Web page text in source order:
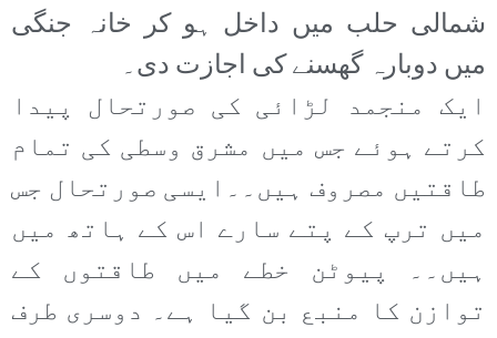
شمالی حلب میں داخل ہو کر خانہ جنگی
میں دوبارہ گھسنے کی اجازت دی۔
ایک منجمد لڑائی کی صورتحال پیدا
کرتے ہوئے جس میں مشرق وسطی کی تمام
طاقتیں مصروف ہیں۔۔ایسی صورتحال جس
میں ترپ کے پتے سارے اس کے ہاتھ میں
ہیں۔۔ پیوٹن خطے میں طاقتوں کے
توازن کا منبع بن گیا ہے۔ دوسری طرف